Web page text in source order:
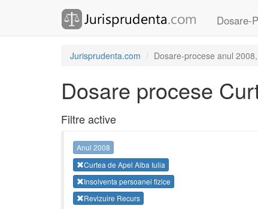
Dosare-
Jurisprudenta.com Dosare-procese anul
Dosare procese
Filtre active
Anul 2008
Curtea de Apel Alba Iulia
Insolventa persoanei fizice
Revizuire Recurs